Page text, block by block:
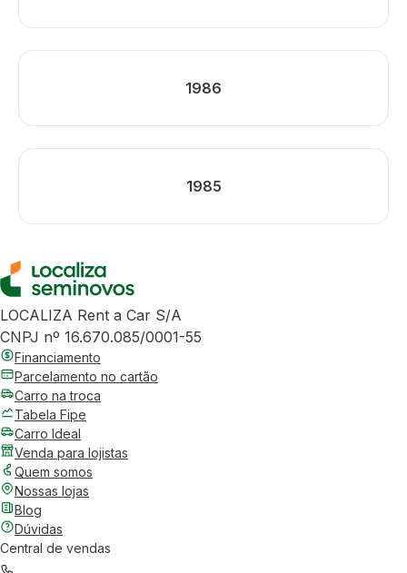
1986
1985
LOCALIZA Rent a Car S/A
CNPJ nº 16.670.085/0001-55
Financiamento
Parcelamento no cartão
Carro na troca
Tabela Fipe
Carro Ideal
Venda para lojistas
Quem somos
Nossas lojas
Blog
Dúvidas
Central de vendas